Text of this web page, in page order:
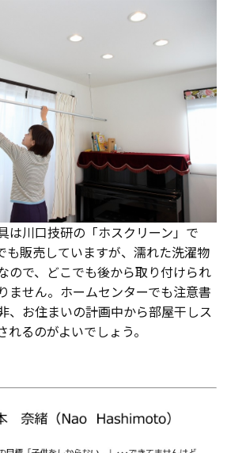
は川口技研の「ホスクリーン」で
も販売していますが、濡れた洗濯物
ので、どこでも後から取り付けられ
ません。ホームセンターでも注意書
、お住まいの計画中から部屋干しス
るのがよいでしょう。